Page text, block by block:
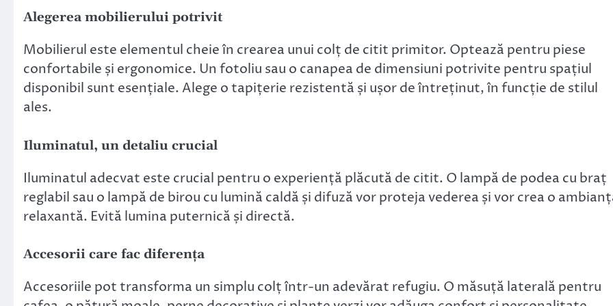
Alegerea mobilierului potrivit
Mobilierul este elementul cheie în crearea unui colț de citit primitor. Optează pentru piese
confortabile și ergonomice. Un fotoliu sau o canapea de dimensiuni potrivite pentru spațiul
disponibil sunt esențiale. Alege o tapițerie rezistentă și ușor de întreținut, în funcție de stilul
ales.
Iluminatul, un detaliu crucial
Iluminatul adecvat este crucial pentru o experiență plăcută de citit. O lampă de podea cu braț
reglabil sau o lampă de birou cu lumină caldă și difuză vor proteja vederea și vor crea o
relaxantă. Evită lumina puternică și directă.
Accesorii care fac diferența
Accesoriile pot transforma un simplu colț într-un adevărat refugiu. O măsuță laterală pentru